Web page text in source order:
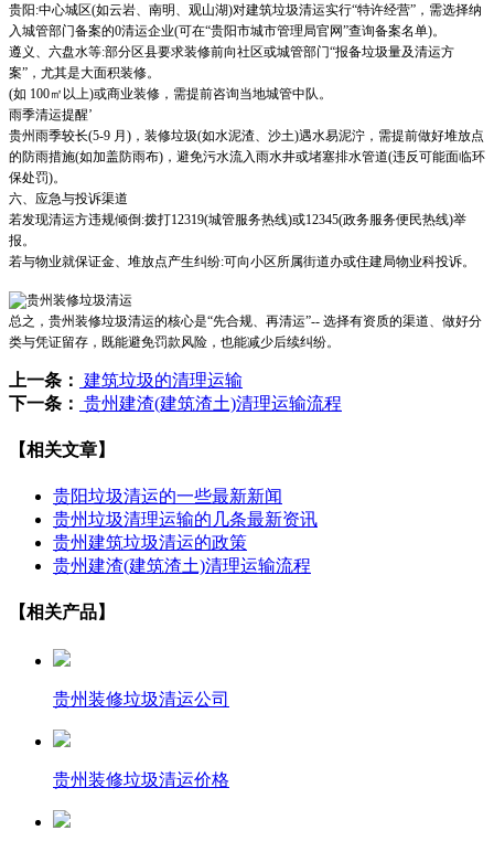
贵阳:中心城区(如云岩、南明、观山湖)对建筑垃圾清运实行“特许经营”，需选择纳
入城管部门备案的0清运企业(可在“贵阳市城市管理局官网”查询备案名单)。
遵义、六盘水等:部分区县要求装修前向社区或城管部门“报备垃圾量及清运方
案”，尤其是大面积装修。
(如 100㎡以上)或商业装修，需提前咨询当地城管中队。
雨季清运提醒’
贵州雨季较长(5-9 月)，装修垃圾(如水泥渣、沙土)遇水易泥泞，需提前做好堆放点
的防雨措施(如加盖防雨布)，避免污水流入雨水井或堵塞排水管道(违反可能面临环
保处罚)。
六、应急与投诉渠道
若发现清运方违规倾倒:拨打12319(城管服务热线)或12345(政务服务便民热线)举
报。
若与物业就保证金、堆放点产生纠纷:可向小区所属街道办或住建局物业科投诉。
总之，贵州装修垃圾清运的核心是“先合规、再清运”-- 选择有资质的渠道、做好分
类与凭证留存，既能避免罚款风险，也能减少后续纠纷。
上一条： 建筑垃圾的清理运输
下一条： 贵州建渣(建筑渣土)清理运输流程
【相关文章】
贵阳垃圾清运的一些最新新闻
贵州垃圾清理运输的几条最新资讯
贵州建筑垃圾清运的政策
贵州建渣(建筑渣土)清理运输流程
【相关产品】
贵州装修垃圾清运公司
贵州装修垃圾清运价格